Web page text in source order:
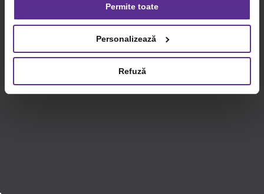
setările dvs. de cookie-uri.
privind utilizarea modulelor cookie.Detalii
Permite toate
Personalizează
Refuză